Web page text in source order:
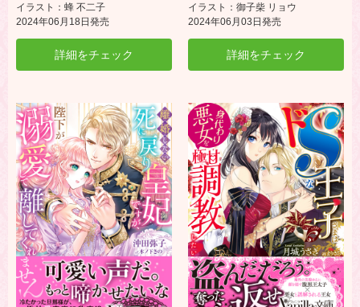
イラスト：蜂 不二子
2024年06月18日発売
詳細をチェック
イラスト：御子柴 リョウ
2024年06月03日発売
詳細をチェック